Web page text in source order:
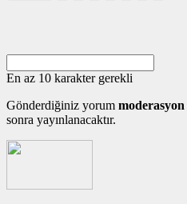
En az 10 karakter gerekli
Gönderdiğiniz yorum moderasyon
sonra yayınlanacaktır.